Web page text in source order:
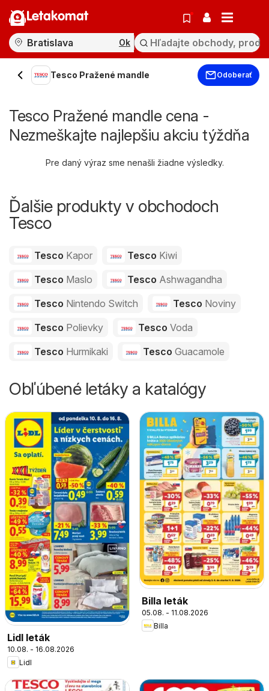
Letakomat
Ok
Tesco Pražené mandle Odoberať
Tesco Pražené mandle cena -
Nezmeškajte najlepšiu akciu týždňa
Pre daný výraz sme nenašli žiadne výsledky.
Ďalšie produkty v obchodoch
Tesco
Tesco Kapor Tesco Kiwi
Tesco Maslo Tesco Ashwagandha
Tesco Nintendo Switch Tesco Noviny
Tesco Polievky Tesco Voda
Tesco Hurmikaki Tesco Guacamole
Obľúbené letáky a katalógy
Lidl leták
10.08. - 16.08.2026
Lidl
Billa leták
05.08. - 11.08.2026
Billa